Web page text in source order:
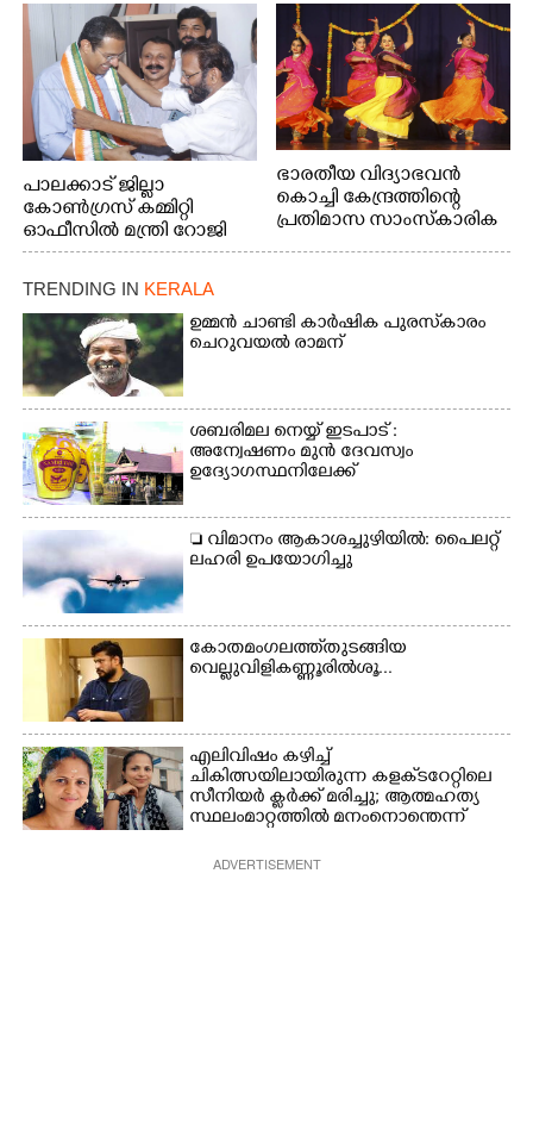
അവതരിപ്പിച്ച ലയ നമൻ കഥക് നൃത്തത്തിൽ നിന്ന്
പാലക്കാട് ജില്ലാ
കോൺഗ്രസ് കമ്മിറ്റി
ഓഫീസിൽ മന്ത്രി റോജി
എം ജോണിന്
ഭാരതീയ വിദ്യാഭവൻ
കൊച്ചി കേന്ദ്രത്തിന്റെ
പ്രതിമാസ സാംസ്കാരിക
പട്ടേൽ സഭാഗൃഹത്തിൽ
എം. അക്ഷതയുടെ
നേതൃത്വത്തിൽ
TRENDING IN KERALA
ഉമ്മൻ ചാണ്ടി കാർഷിക പുരസ്‌കാരം
ചെറുവയൽ രാമന്
ശബരിമല നെയ്യ് ഇടപാട് :
അന്വേഷണം മുൻ ദേവസ്വം
ഉദ്യോഗസ്ഥനിലേക്ക്
 വിമാനം ആകാശച്ചുഴിയിൽ: പൈലറ്റ്
ലഹരി ഉപയോഗിച്ചു
കോതമംഗലത്ത് തുടങ്ങിയ
വെല്ലുവിളി കണ്ണൂരിൽ ശൂ...
എലിവിഷം കഴിച്ച്
ചികിത്സയിലായിരുന്ന കളക്‌ടറേറ്റിലെ
സീനിയർ ക്ലർക്ക് മരിച്ചു; ആത്മഹത്യ
സ്ഥലംമാറ്റത്തിൽ മനംനൊന്തെന്ന്
ADVERTISEMENT